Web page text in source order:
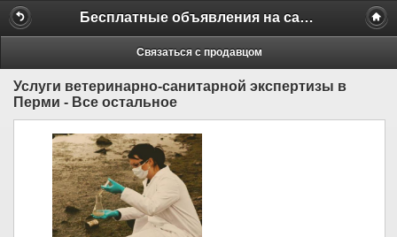
Бесплатные объявления на сайте MILAMO.ru
Связаться с продавцом
Услуги ветеринарно-санитарной экспертизы в
Перми - Все остальное